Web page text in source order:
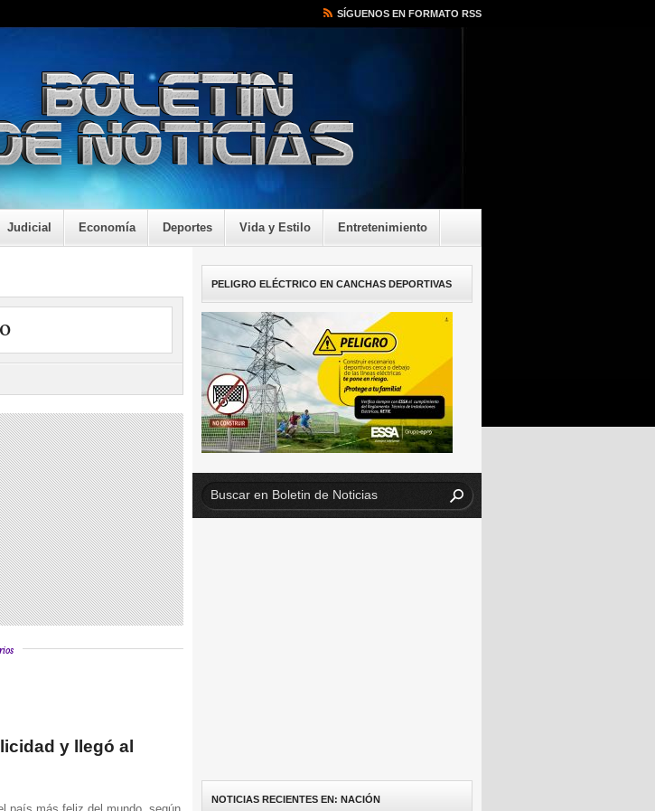
SÍGUENOS EN FORMATO RSS
Judicial Economía Deportes Vida y Estilo Entretenimiento
y llegó al
PELIGRO ELÉCTRICO EN CANCHAS DEPORTIVAS
NOTICIAS RECIENTES EN: NACIÓN